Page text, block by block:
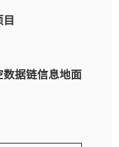
据链信息地面